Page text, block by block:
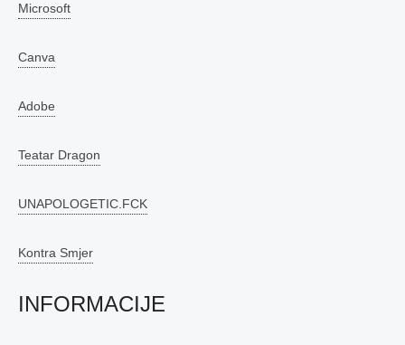
Microsoft
Canva
Adobe
Teatar Dragon
UNAPOLOGETIC.FCK
Kontra Smjer
INFORMACIJE